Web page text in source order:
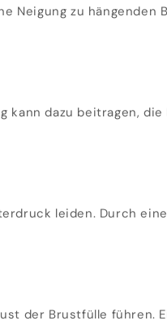
Neigung zu hängenden
kann dazu beitragen, die
leiden. Durch eine
der Brustfülle führen.